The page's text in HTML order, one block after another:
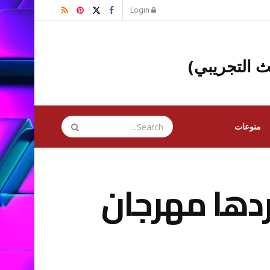
التجريبي)
منوعات
مهرجان